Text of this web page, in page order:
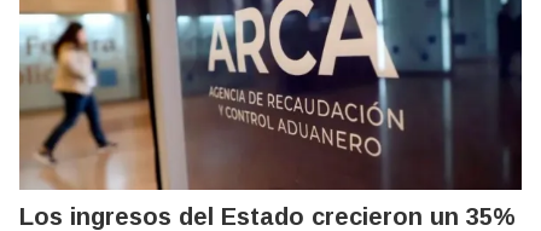
Los ingresos del Estado crecieron un 35%